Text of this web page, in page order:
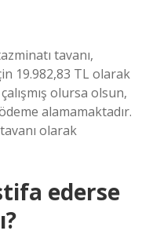
tavanı,
19.982,83 TL olarak
olursa olsun,
alamamaktadır.
olarak
ederse